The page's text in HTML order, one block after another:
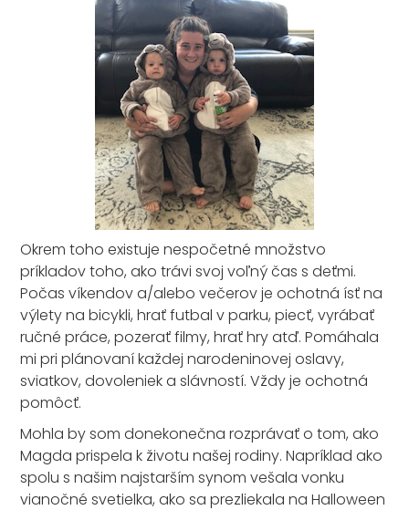
Okrem toho existuje nespočetné množstvo
príkladov toho, ako trávi svoj voľný čas s deťmi.
Počas víkendov a/alebo večerov je ochotná ísť na
výlety na bicykli, hrať futbal v parku, piecť, vyrábať
ručné práce, pozerať filmy, hrať hry atď. Pomáhala
mi pri plánovaní každej narodeninovej oslavy,
sviatkov, dovoleniek a slávností. Vždy je ochotná
pomôcť.
Mohla by som donekonečna rozprávať o tom, ako
Magda prispela k životu našej rodiny. Napríklad ako
spolu s našim najstarším synom vešala vonku
vianočné svetielka, ako sa prezliekala na Halloween